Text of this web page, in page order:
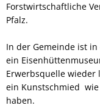
Forstwirtschaftliche
Pfalz.
In der Gemeinde ist
ein
Erwerbsquelle wieder
ein Kunstschmied wie
haben.